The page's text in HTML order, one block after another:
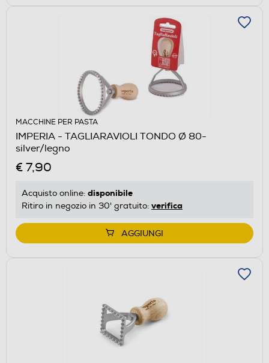
MACCHINE PER PASTA
IMPERIA - TAGLIARAVIOLI TONDO Ø 80-
silver/legno
€ 7,90
Acquisto online: disponibile
Ritiro in negozio in 30' gratuito: verifica
AGGIUNGI